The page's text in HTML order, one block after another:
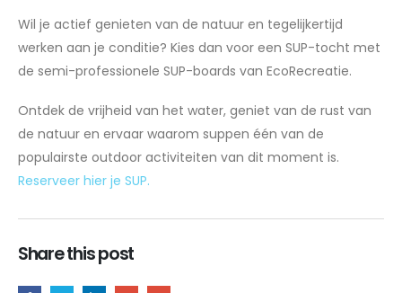
Wil je actief genieten van de natuur en tegelijkertijd
werken aan je conditie? Kies dan voor een SUP-tocht met
de semi-professionele SUP-boards van EcoRecreatie.
Ontdek de vrijheid van het water, geniet van de rust van
de natuur en ervaar waarom suppen één van de
populairste outdoor activiteiten van dit moment is.
Reserveer hier je SUP.
Share this post